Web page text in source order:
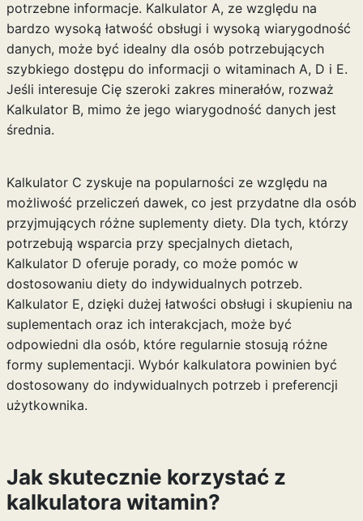
potrzebne informacje. Kalkulator A, ze względu na
bardzo wysoką łatwość obsługi i wysoką wiarygodność
danych, może być idealny dla osób potrzebujących
szybkiego dostępu do informacji o witaminach A, D i E.
Jeśli interesuje Cię szeroki zakres minerałów, rozważ
Kalkulator B, mimo że jego wiarygodność danych jest
średnia.
Kalkulator C zyskuje na popularności ze względu na
możliwość przeliczeń dawek, co jest przydatne dla osób
przyjmujących różne suplementy diety. Dla tych, którzy
potrzebują wsparcia przy specjalnych dietach,
Kalkulator D oferuje porady, co może pomóc w
dostosowaniu diety do indywidualnych potrzeb.
Kalkulator E, dzięki dużej łatwości obsługi i skupieniu na
suplementach oraz ich interakcjach, może być
odpowiedni dla osób, które regularnie stosują różne
formy suplementacji. Wybór kalkulatora powinien być
dostosowany do indywidualnych potrzeb i preferencji
użytkownika.
Jak skutecznie korzystać z
kalkulatora witamin?